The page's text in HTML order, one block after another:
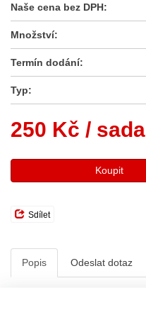
Naše cena bez DPH:
Množství:
Termín dodání:
Typ:
250 Kč / sada
Koupit
Sdílet
Popis Odeslat dotaz